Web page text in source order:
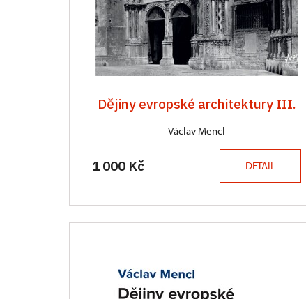
Dějiny evropské architektury III.
Václav Mencl
1 000 Kč DETAIL